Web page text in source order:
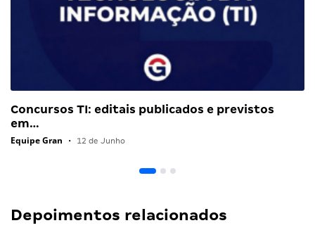
Concursos TI: editais publicados e previstos
em…
Equipe Gran • 12 de Junho
Depoimentos relacionados